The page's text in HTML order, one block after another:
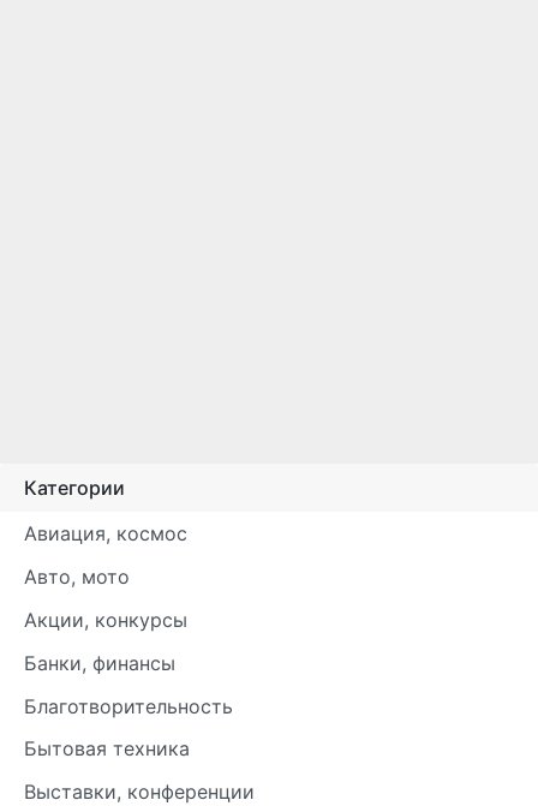
Категории
Авиация, космос
Авто, мото
Акции, конкурсы
Банки, финансы
Благотворительность
Бытовая техника
Выставки, конференции